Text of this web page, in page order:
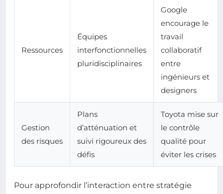
Ressources
Équipes
interfonctionnelles
pluridisciplinaires
Google
encourage le
travail
collaboratif
entre
ingénieurs et
designers
Gestion
des risques
Plans
d’atténuation et
suivi rigoureux des
défis
Toyota mise sur
le contrôle
qualité pour
éviter les crises
Pour approfondir l’interaction entre stratégie